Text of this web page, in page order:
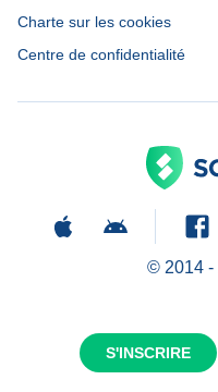
S'INSCRIRE
Charte sur les cookies
Centre de confidentialité
© 2014 -